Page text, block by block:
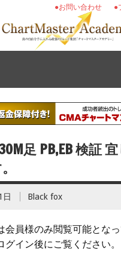
●
●お問い合わせ
30M足 PB,EB 検証
日 Black fox
会員様のみ閲覧可能となっ
グイン後にご覧ください。